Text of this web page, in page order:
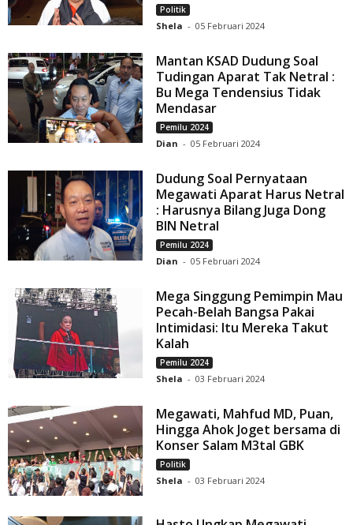
Politik
Shela - 05 Februari 2024
Mantan KSAD Dudung Soal
Tudingan Aparat Tak Netral :
Bu Mega Tendensius Tidak
Mendasar
Pemilu 2024
Dian - 05 Februari 2024
Dudung Soal Pernyataan
Megawati Aparat Harus Netral
: Harusnya Bilang Juga Dong
BIN Netral
Pemilu 2024
Dian - 05 Februari 2024
Mega Singgung Pemimpin Mau
Pecah-Belah Bangsa Pakai
Intimidasi: Itu Mereka Takut
Kalah
Pemilu 2024
Shela - 03 Februari 2024
Megawati, Mahfud MD, Puan,
Hingga Ahok Joget bersama di
Konser Salam M3tal GBK
Politik
Shela - 03 Februari 2024